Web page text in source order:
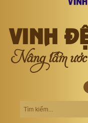
VINH
Nâng tầm